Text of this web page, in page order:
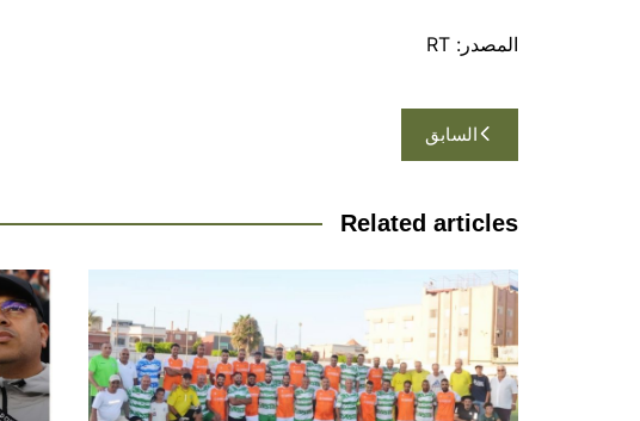
المصدر: RT
تصفّح
المقالات
السابق
Related articles